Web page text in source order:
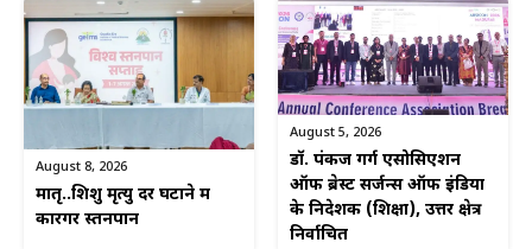
August 8, 2026
मातृ..शिशु मृत्यु दर घटाने में
कारगर स्तनपान
August 5, 2026
डॉ. पंकज गर्ग एसोसिएशन
ऑफ ब्रेस्ट सर्जन्स ऑफ इंडिया
के निदेशक (शिक्षा), उत्तर क्षेत्र
निर्वाचित